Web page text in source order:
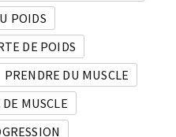
POIDS
DE POIDS
PRENDRE DU MUSCLE
DE MUSCLE